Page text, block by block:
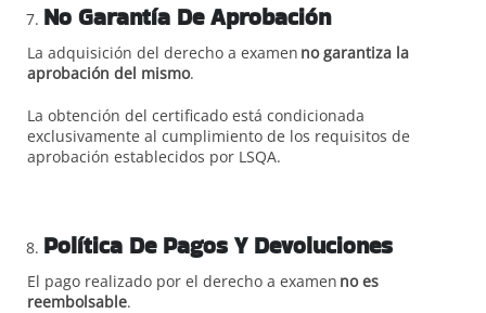
No Garantía De Aprobación
La adquisición del derecho a examen no garantiza la
aprobación del mismo.
La obtención del certificado está condicionada
exclusivamente al cumplimiento de los requisitos de
aprobación establecidos por LSQA.
Política De Pagos Y Devoluciones
El pago realizado por el derecho a examen no es
reembolsable.